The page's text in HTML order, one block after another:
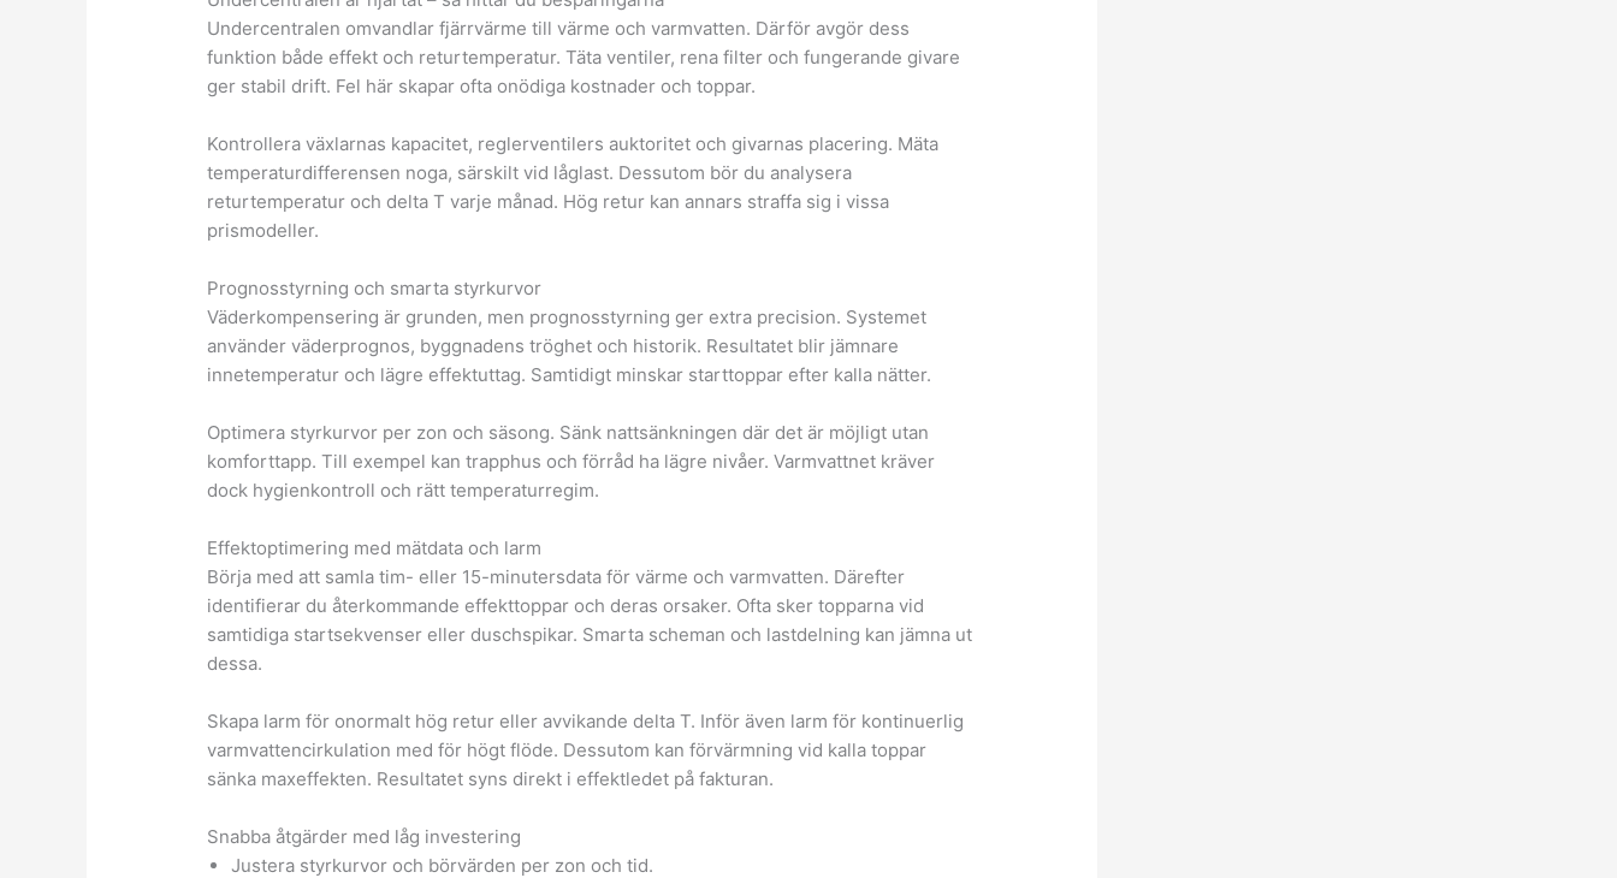
Undercentralen omvandlar fjärrvärme till värme och varmvatten. Därför avgör dess
funktion både effekt och returtemperatur. Täta ventiler, rena filter och fungerande givare
ger stabil drift. Fel här skapar ofta onödiga kostnader och toppar.
Kontrollera växlarnas kapacitet, reglerventilers auktoritet och givarnas placering. Mäta
temperaturdifferensen noga, särskilt vid låglast. Dessutom bör du analysera
returtemperatur och delta T varje månad. Hög retur kan annars straffa sig i vissa
prismodeller.
Prognosstyrning och smarta styrkurvor
Väderkompensering är grunden, men prognosstyrning ger extra precision. Systemet
använder väderprognos, byggnadens tröghet och historik. Resultatet blir jämnare
innetemperatur och lägre effektuttag. Samtidigt minskar starttoppar efter kalla nätter.
Optimera styrkurvor per zon och säsong. Sänk nattsänkningen där det är möjligt utan
komforttapp. Till exempel kan trapphus och förråd ha lägre nivåer. Varmvattnet kräver
dock hygienkontroll och rätt temperaturregim.
Effektoptimering med mätdata och larm
Börja med att samla tim- eller 15-minutersdata för värme och varmvatten. Därefter
identifierar du återkommande effekttoppar och deras orsaker. Ofta sker topparna vid
samtidiga startsekvenser eller duschspikar. Smarta scheman och lastdelning kan jämna ut
dessa.
Skapa larm för onormalt hög retur eller avvikande delta T. Inför även larm för kontinuerlig
varmvattencirkulation med för högt flöde. Dessutom kan förvärmning vid kalla toppar
sänka maxeffekten. Resultatet syns direkt i effektledet på fakturan.
Snabba åtgärder med låg investering
Justera styrkurvor och börvärden per zon och tid.